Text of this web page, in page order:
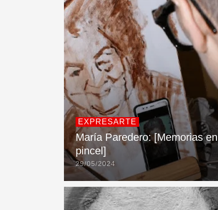
EXPRESARTE
María Paredero: [Memorias en
pincel]
29/05/2024